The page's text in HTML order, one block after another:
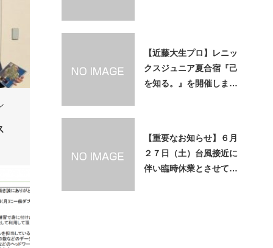
【近藤大生プロ】レニッ
クスジュニア夏合宿『己
を知る。』を開催しま
【重要なお知らせ】６月
２７日（土）台風接近に
伴い臨時休業とさせてい